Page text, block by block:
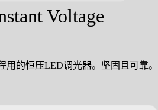
Voltage
用的恒压LED调光器。坚固且可靠。